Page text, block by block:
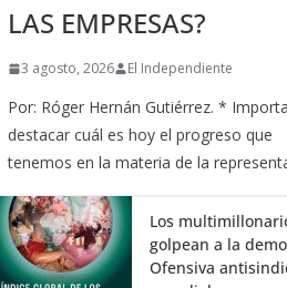
LAS EMPRESAS?
3 agosto, 2026 El Independiente
Por: Róger Hernán Gutiérrez. *
destacar cuál es hoy el progreso que
tenemos en la materia de la
Los
golpean a la
Ofensiva